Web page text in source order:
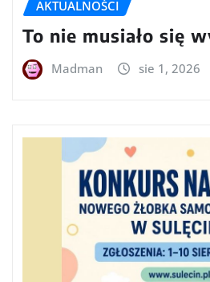
AKTUALNOŚCI
To nie musiało się
Madman sie 1, 2026